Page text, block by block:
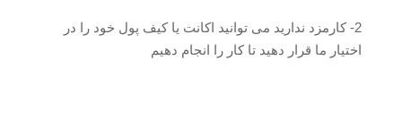
2- کارمزد ندارید می توانید اکانت یا کیف پول خود را در
اختیار ما قرار دهید تا کار را انجام دهیم